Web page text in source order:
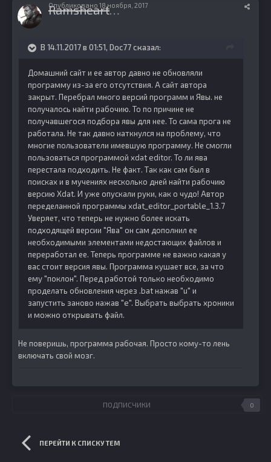
Ramsheart
Опубликовано 18 ноября, 2017
В 14.11.2017 в 01:51, Doc77 сказал:
Домашний сайт и ее автор давно не обновляли
программу из-за его отсутствия. А сайт автора
закрыт. Перебрал много версий программ и Явы. не
получалось найти рабочию. То по причине не
получавшегося подбора явы для нее. То сама прога не
работала. Не так давно наткнулся на проблему, что
многие пользователи имевшую программу. Не смогли
пользоваться программой xdat editor. То ли ява
перестала подходить. Не факт. Так как сам был в
поисках и в мучениях несколько дней найти рабочию
версию Xdat. И уже опускали руки, как о чудо! Автор
переделанной программы xdat_editor_portable_1.3.7
Уверяет, что теперь не нужно более искать
подходящей версии "Ява" он сам дополнил ее
необходимыми элементами недостающих файлов и
переработал ее. Теперь программе не важно какая у
вас стоит версия явы. Программа кушает все, за что
ему "поклон". Перед работой только необходимо
проделать обновления через .bat нажав "u" и
запустить заново нажав "e". Выбрать выбрать хроники
и можно открывать файл.
Не поверишь, программа рабочая. Просто кому-то лень
включать свой мозг.
ПОДПИСЧИКИ 0
ПЕРЕЙТИ К СПИСКУ ТЕМ